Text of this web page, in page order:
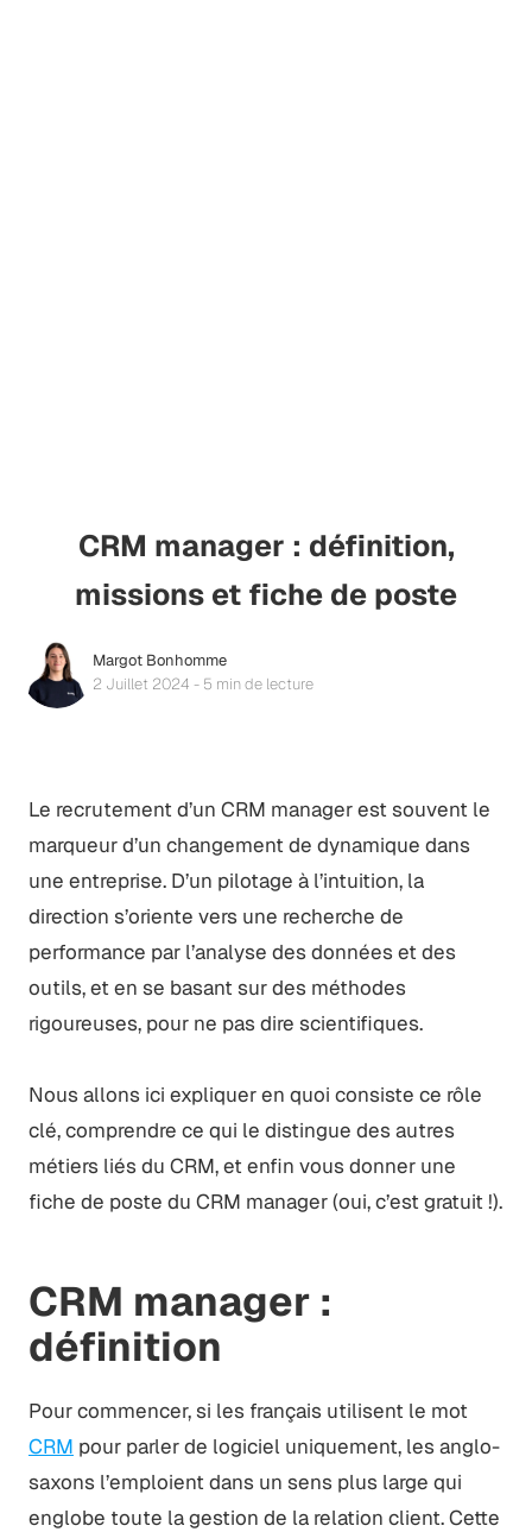
CRM manager : définition,
missions et fiche de poste
Margot Bonhomme
2 Juillet 2024 - 5 min de lecture
Le recrutement d’un CRM manager est souvent le
marqueur d’un changement de dynamique dans
une entreprise. D’un pilotage à l’intuition, la
direction s’oriente vers une recherche de
performance par l’analyse des données et des
outils, et en se basant sur des méthodes
rigoureuses, pour ne pas dire scientifiques.
Nous allons ici expliquer en quoi consiste ce rôle
clé, comprendre ce qui le distingue des autres
métiers liés du CRM, et enfin vous donner une
fiche de poste du CRM manager (oui, c’est gratuit !).
CRM manager :
définition
Pour commencer, si les français utilisent le mot
CRM pour parler de logiciel uniquement, les anglo-
saxons l’emploient dans un sens plus large qui
englobe toute la gestion de la relation client. Cette